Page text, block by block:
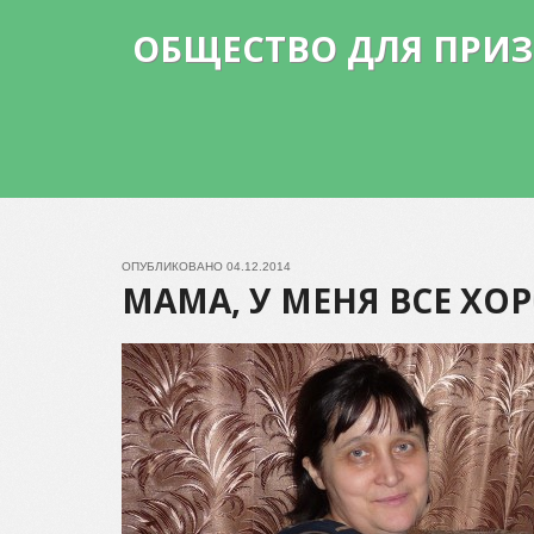
ОБЩЕСТВО ДЛЯ
ОПУБЛИКОВАНО 04.12.2014
МАМА, У МЕНЯ ВСЕ